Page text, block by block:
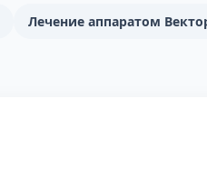
Лечение аппаратом